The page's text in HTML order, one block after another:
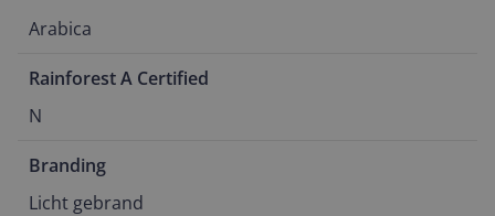
Arabica
Rainforest A Certified
N
Branding
Licht gebrand